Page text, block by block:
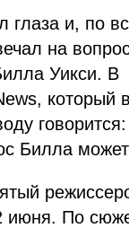
глаза и, по
на
Уикси. В
который
Билла
По